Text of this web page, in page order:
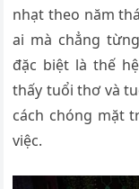
nhạt theo năm
ai mà chẳng
đặc biệt là thế
thấy tuổi thơ và
cách chóng mặt
việc.